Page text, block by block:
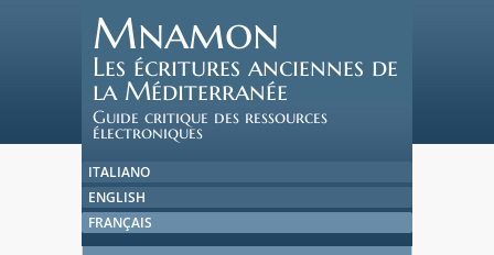
Mnamon
Les écritures anciennes de
la Méditerranée
Guide critique des ressources
électroniques
ITALIANO
ENGLISH
FRANÇAIS